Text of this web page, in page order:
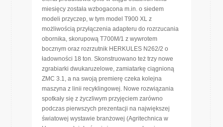
miesięcy została wzbogacona m.in. o siedem
modeli przyczep, w tym model T900 XL z
możliwością przyłączenia adapteru do rozrzucania
obornika, skorupową T700M/1 z wywrotem
bocznym oraz rozrzutnik HERKULES N262/2 o
ładowności 18 ton. Skonstruowano też trzy nowe
zgrabiarki dwukaruzelowe, zamiatarkę ciągnioną
ZMC 3.1, a na swoją premierę czeka kolejna
maszyna z linii recyklingowej. Nowe rozwiązania
spotkały się z życzliwym przyjęciem zarówno
podczas pierwszych prezentacji na największej
światowej wystawie branżowej (Agritechnica w